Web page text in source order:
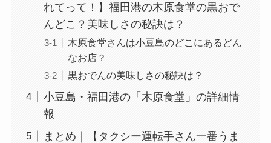
れてって！】福田港の木原食堂の黒おで
んどこ？美味しさの秘訣は？
木原食堂さんは小豆島のどこにあるどん
なお店？
黒おでんの美味しさの秘訣は？
小豆島・福田港の「木原食堂」の詳細情
報
まとめ｜【タクシー運転手さん一番うま